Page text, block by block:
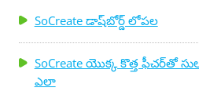
SoCreate డాష్‌బోర్డ్ లోపల
SoCreate యొక్క కొత్త ఫీచర్‌తో
ఎలా